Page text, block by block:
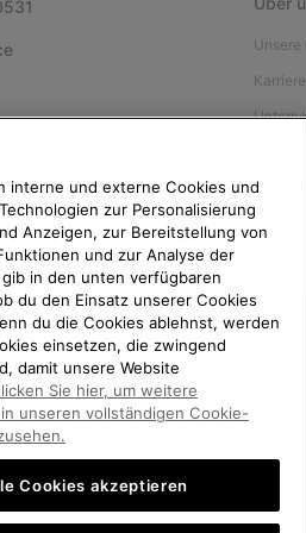
Unsere
interne und externe Cookies und
zur Personalisierung
Anzeigen, zur Bereitstellung von
und zur Analyse der
in den unten verfügbaren
du den Einsatz unserer Cookies
du die Cookies ablehnst, werden
einsetzen, die zwingend
damit unsere Website
Sie hier, um weitere
unseren vollständigen Cookie-
Cookies akzeptieren